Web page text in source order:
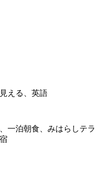
える、英語
一泊朝食、みはらしテラ